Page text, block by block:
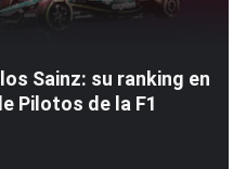
Sainz: su ranking en
Pilotos de la F1